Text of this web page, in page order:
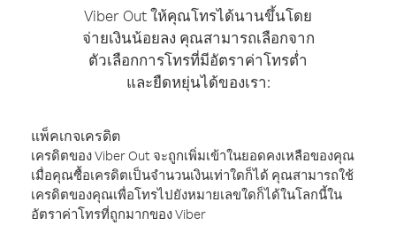
Viber Out ให้คุณโทรได้นานขึ้นโดย
จ่ายเงินน้อยลง คุณสามารถเลือกจาก
ตัวเลือกการโทรที่มีอัตราค่าโทรต่ำ
และยืดหยุ่นได้ของเรา:
แพ็คเกจเครดิต
เครดิตของ Viber Out จะถูกเพิ่มเข้าในยอดคงเหลือของคุณ
เมื่อคุณซื้อเครดิตเป็นจำนวนเงินเท่าใดก็ได้ คุณสามารถใช้
เครดิตของคุณเพื่อโทรไปยังหมายเลขใดก็ได้ในโลกนี้ใน
อัตราค่าโทรที่ถูกมากของ Viber